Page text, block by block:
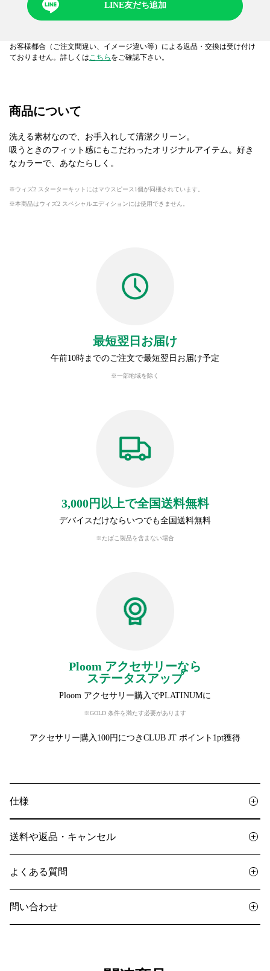
LINE友だち追加
お客様都合（ご注文間違い、イメージ違い等）による返品・交換は受け付け
ておりません。詳しくは こちら をご確認下さい。
商品について
洗える素材なので、お手入れして清潔クリーン。
吸うときのフィット感にもこだわったオリジナルアイテム。好き
なカラーで、あなたらしく。
ウィズ2 スターターキットにはマウスピース1個が同梱されています。
本商品はウィズ2 スペシャルエディションには使用できません。
最短翌日お届け
午前10時までのご注文で最短翌日お届け予定
※一部地域を除く
3,000円以上で全国送料無料
デバイスだけならいつでも全国送料無料
※たばこ製品を含まない場合
Ploom アクセサリーなら
ステータスアップ
Ploom アクセサリー購入でPLATINUMに
※GOLD 条件を満たす必要があります
アクセサリー購入100円につきCLUB JT ポイント1pt獲得
仕様
送料や返品・キャンセル
よくある質問
問い合わせ